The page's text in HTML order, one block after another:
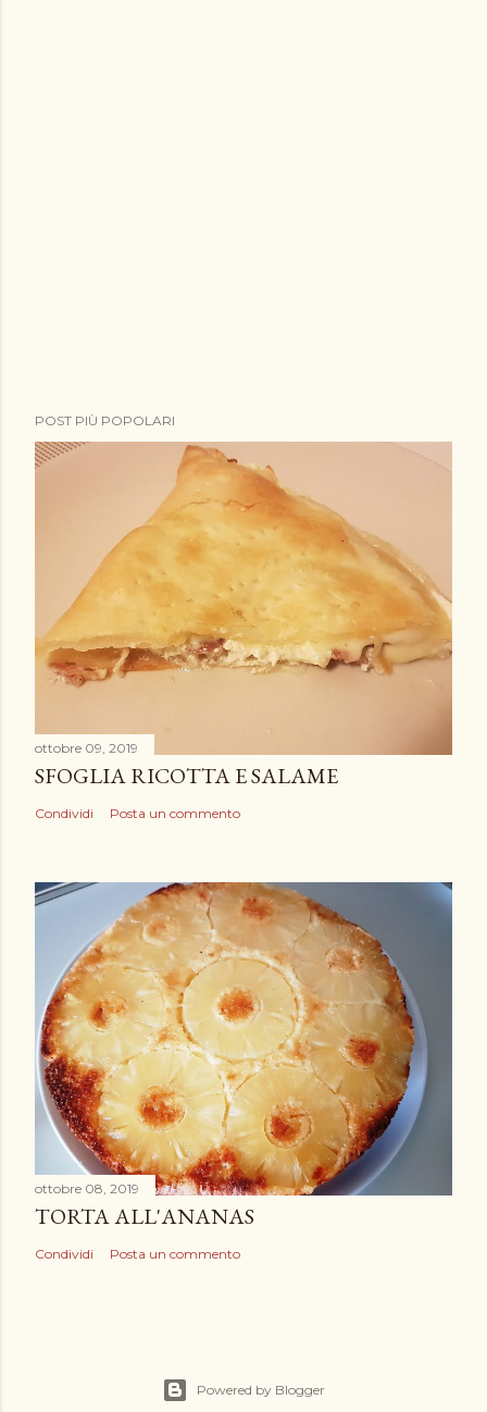
POST PIÙ POPOLARI
ottobre 09, 2019
SFOGLIA RICOTTA E SALAME
Condividi Posta un commento
ottobre 08, 2019
TORTA ALL'ANANAS
Condividi Posta un commento
Powered by Blogger